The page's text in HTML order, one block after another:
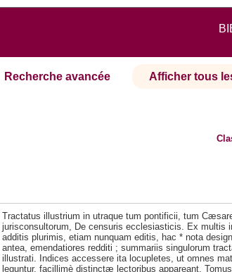
Recherche avancée Afficher tous
Tractatus illustrium in utraque tum pontificii, tum
jurisconsultorum, De censuris ecclesiasticis. Ex multis
additis plurimis, etiam nunquam editis, hac * nota
antea, emendatiores redditi ; summariis singulorum
illustrati. Indices accessere ita locupletes, ut omnes
leguntur, facillimè distinctæ lectoribus appareant. Tomus